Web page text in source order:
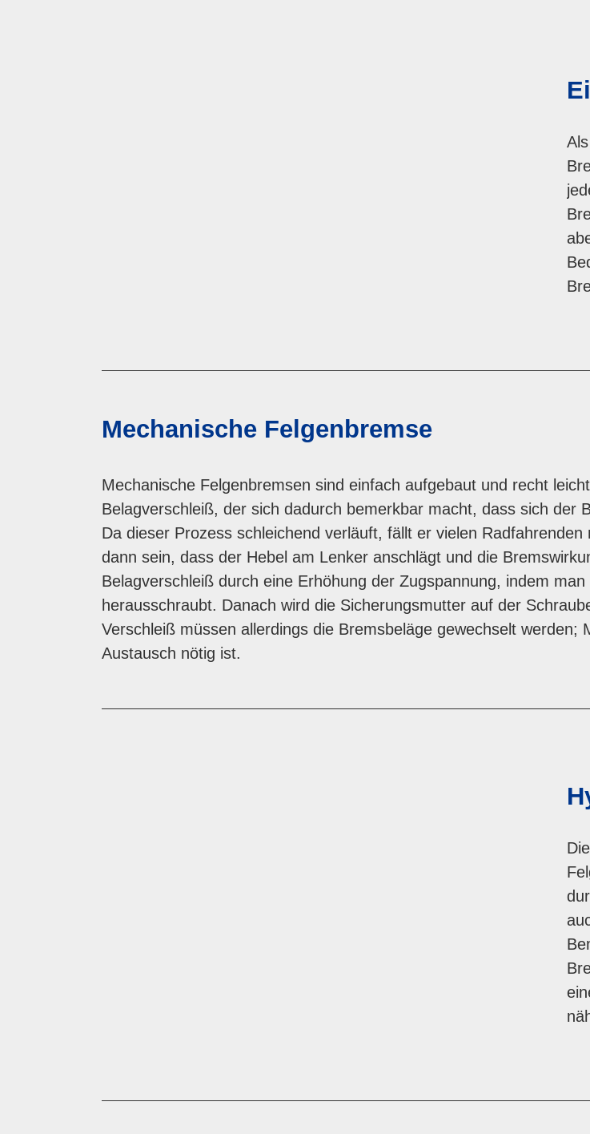
Mechanische Felgenbremse
Mechanische Felgenbremsen sind einfach aufgebaut und recht
Belagverschleiß, der sich dadurch bemerkbar macht, dass sich der
Da dieser Prozess schleichend verläuft, fällt er vielen
dann sein, dass der Hebel am Lenker anschlägt und die
Belagverschleiß durch eine Erhöhung der Zugspannung, indem
herausschraubt. Danach wird die Sicherungsmutter auf der
Verschleiß müssen allerdings die Bremsbeläge gewechselt
Austausch nötig ist.